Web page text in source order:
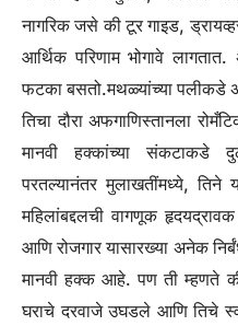
नागरिक जसे की टूर गाइड,
आर्थिक परिणाम भोगावे
फटका बसतो.मथळ्यांच्या पलीकडे
तिचा दौरा अफगाणिस्तानला
मानवी हक्कांच्या संकटाकडे
परतल्यानंतर मुलाखतींमध्ये, तिने
महिलांबद्दलची वागणूक
आणि रोजगार यासारख्या अनेक
मानवी हक्क आहे.पण ती म्हणते
घराचे दरवाजे उघडले आणि तिचे